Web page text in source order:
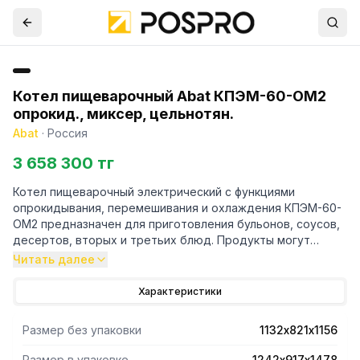
Котел пищеварочный Abat КПЭМ-60-ОМ2
опрокид., миксер, цельнотян.
Abat · Россия
3 658 300 тг
Котел пищеварочный электрический с функциями
опрокидывания, перемешивания и охлаждения КПЭМ-60-
ОМ2 предназначен для приготовления бульонов, соусов,
десертов, вторых и третьих блюд. Продукты могут
приготавливаться как с перемешиванием, так и без
Цельнотянутый варочный сосуд из кислотостойкой
Опрокидывание с помощью электропривода.
Электронная панель управления. Возможность записи до
Читать далее
Характеристики
Размер без упаковки 1132х821х1156